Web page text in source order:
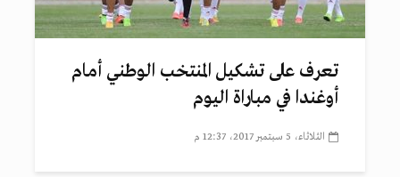
تعرف على تشكيل المنتخب الوطني أمام
أوغندا في مباراة اليوم
الثلاثاء، 5 سبتمبر 2017، 12:37 م